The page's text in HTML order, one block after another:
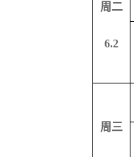
周二
6.2
周三